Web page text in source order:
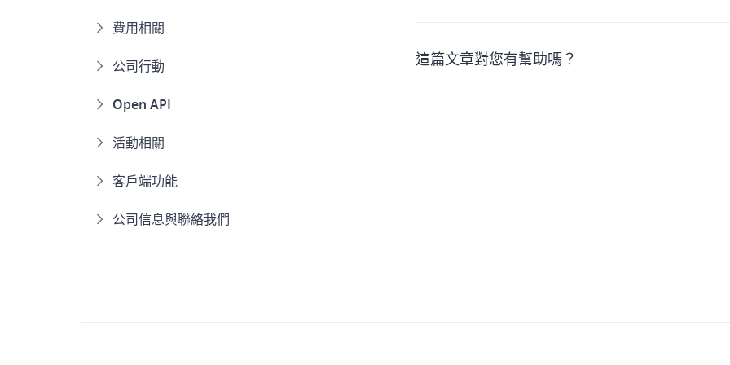
費用相關
公司行動
Open API
活動相關
客戶端功能
公司信息與聯絡我們
這篇文章對您有幫助嗎？